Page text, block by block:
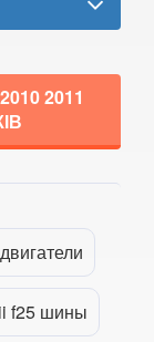
2010 2011
f25 шины